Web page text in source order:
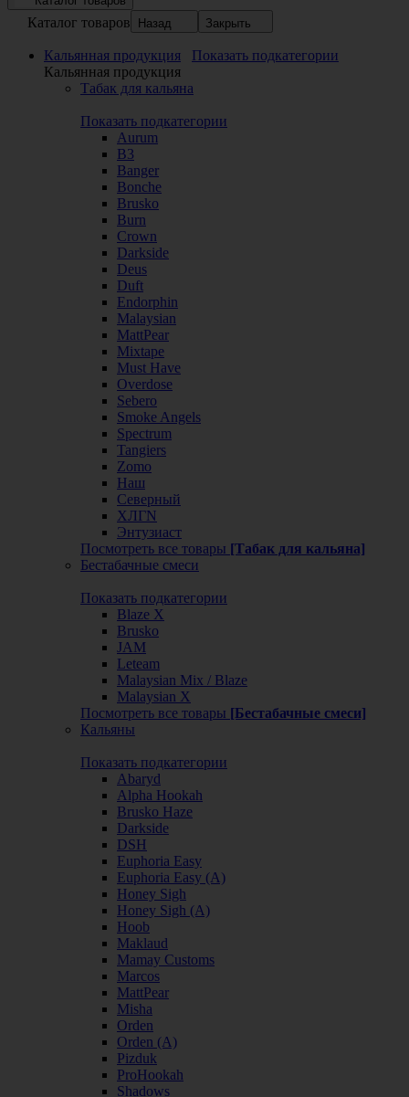
Каталог товаров Назад Закрыть
Кальянная продукция
Показать подкатегории
Кальянная продукция
Табак для кальяна
Показать подкатегории
Aurum
B3
Banger
Bonche
Brusko
Burn
Crown
Darkside
Deus
Duft
Endorphin
Malaysian
MattPear
Mixtape
Must Have
Overdose
Sebero
Smoke Angels
Spectrum
Tangiers
Zomo
Наш
Северный
ХЛГN
Энтузиаст
Посмотреть все товары [Табак для кальяна]
Бестабачные смеси
Показать подкатегории
Blaze X
Brusko
JAM
Leteam
Malaysian Mix / Blaze
Malaysian X
Посмотреть все товары [Бестабачные смеси]
Кальяны
Показать подкатегории
Abaryd
Alpha Hookah
Brusko Haze
Darkside
DSH
Euphoria Easy
Euphoria Easy (А)
Honey Sigh
Honey Sigh (А)
Hoob
Maklaud
Mamay Customs
Marcos
MattPear
Misha
Orden
Orden (А)
Pizduk
ProHookah
Shadows